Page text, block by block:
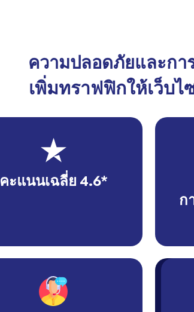
ความปลอดภัยและกา
เพิ่มทราฟฟิกให้เว็บ
คะแนนเฉลี่ย 4.6*
ก